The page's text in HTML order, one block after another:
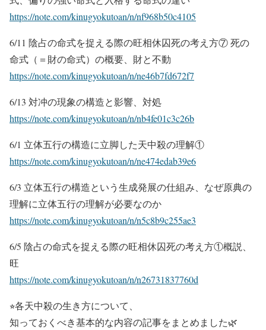
https://note.com/kinugyokutoan/n/nf968b50c4105
6/11 陰占の命式を捉える際の旺相休囚死の考え方⑦ 死の
命式（＝財の命式）の概要、財と不動
https://note.com/kinugyokutoan/n/ne46b7fd672f7
6/13 対冲の現象の構造と影響、対処
https://note.com/kinugyokutoan/n/nb4fe01c3c26b
6/1 立体五行の構造に立脚した天中殺の理解①
https://note.com/kinugyokutoan/n/ne474edab39e6
6/3 立体五行の構造という生成発展の仕組み、なぜ原典の
理解に立体五行の理解が必要なのか
https://note.com/kinugyokutoan/n/n5c8b9c255ae3
6/5 陰占の命式を捉える際の旺相休囚死の考え方①概説、
旺
https://note.com/kinugyokutoan/n/n26731837760d
⭐︎各天中殺の生き方について、
知っておくべき基本的な内容の記事をまとめました🌿